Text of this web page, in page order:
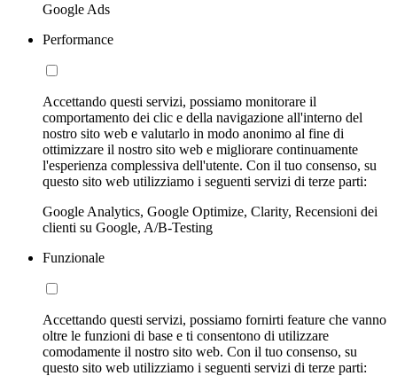
Google Ads
Performance
Accettando questi servizi, possiamo monitorare il
comportamento dei clic e della navigazione all'interno del
nostro sito web e valutarlo in modo anonimo al fine di
ottimizzare il nostro sito web e migliorare continuamente
l'esperienza complessiva dell'utente. Con il tuo consenso, su
questo sito web utilizziamo i seguenti servizi di terze parti:
Google Analytics, Google Optimize, Clarity, Recensioni dei
clienti su Google, A/B-Testing
Funzionale
Accettando questi servizi, possiamo fornirti feature che vanno
oltre le funzioni di base e ti consentono di utilizzare
comodamente il nostro sito web. Con il tuo consenso, su
questo sito web utilizziamo i seguenti servizi di terze parti: